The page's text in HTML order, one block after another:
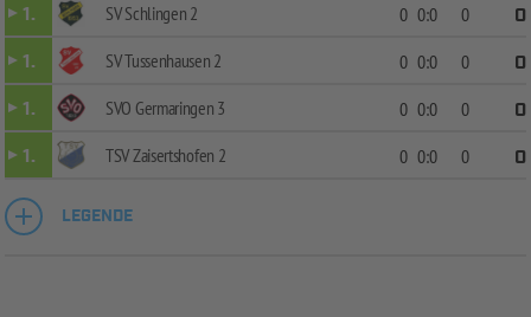
1.
SV Schlingen 2 0 0:0 0
0
1.
SV Tussenhausen 2 0 0:0 0
0
1.
SVO Germaringen 3 0 0:0 0
0
1.
TSV Zaisertshofen 2 0 0:0 0 0
LEGENDE